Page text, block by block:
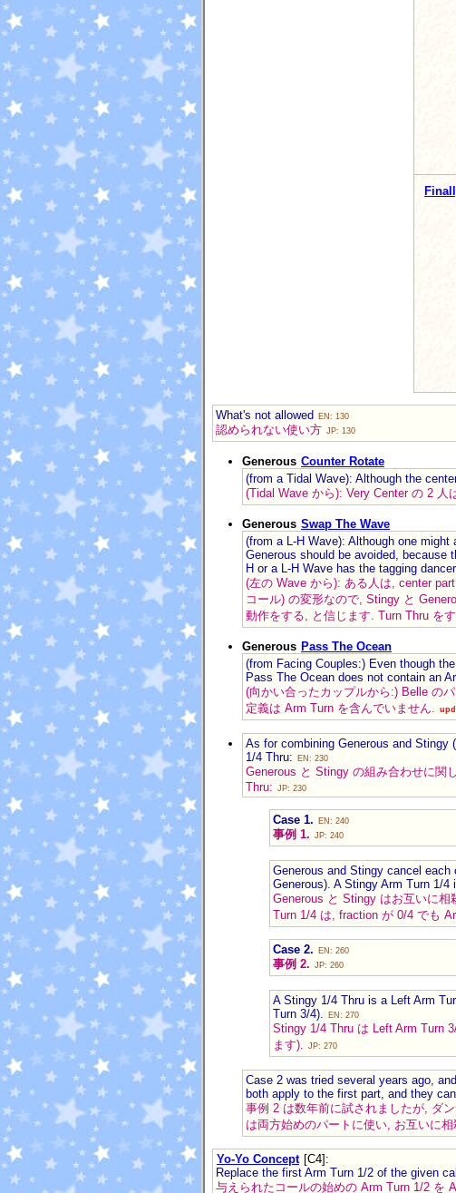
What's not allowed EN: 130
認められない使い方 JP: 130
Generous Counter Rotate
(from a Tidal Wave): Although the
(Tidal Wave から): Very Center の 2 人
Generous Swap The Wave
(from a L-H Wave): Although one
Generous should be avoided, because
H or a L-H Wave has the tagging
(左の Wave から): ある人は, center
コール) の変形なので, Stingy と
動作をする, と信じます. Turn Thru を
Generous Pass The Ocean
(from Facing Couples:) Even though
Pass The Ocean does not contain an
(向かい合ったカップルから:) Belle の
定義は Arm Turn を含んでいません.
As for combining Generous and Stingy
1/4 Thru:
EN: 230
Generous と Stingy の組み合わせに関
Thru: JP: 230
Case 1. EN: 240
事例 1. JP: 240
Generous and Stingy cancel
Generous). A Stingy Arm Turn 1/
Generous と Stingy はお互いに
Turn 1/4 は, fraction が 0/4 でも
Case 2. EN: 260
事例 2. JP: 260
A Stingy 1/4 Thru is a Left Arm
Turn 3/4).
EN: 270
Stingy 1/4 Thru は Left Arm Turn
ます). JP: 270
Case 2 was tried several years ago,
both apply to the first part, and they
事例 2 は数年前に試されましたが, ダ
は両方始めのパートに使い, お互いに
Yo-Yo Concept [C4] :
Replace the first Arm Turn 1/2 of the given
与えられたコールの始めの Arm Turn 1/2 を